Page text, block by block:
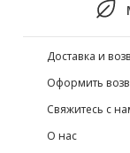
Доставка и
Оформить
Свяжитесь с
О нас